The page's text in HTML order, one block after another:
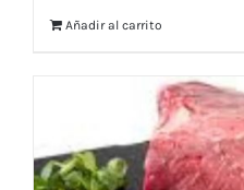
Añadir al carrito